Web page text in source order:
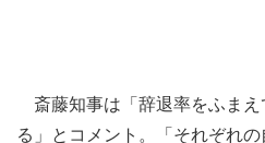
斎藤知事は「辞退率をふまえ
る」とコメント。「それぞれ